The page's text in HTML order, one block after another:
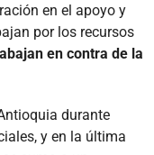
en el apoyo y
por los recursos
en contra de la
durante
y en la última